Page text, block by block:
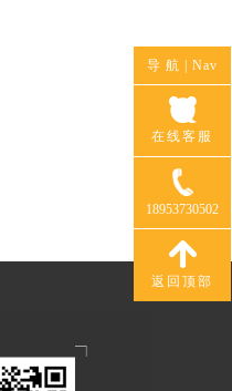
导 航 | Nav
在线客服
18953730502
返回顶部